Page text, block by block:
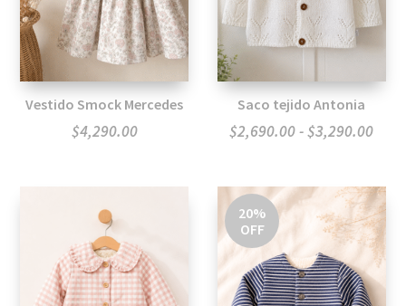
Vestido Smock Mercedes
$4,290.00
Saco tejido Antonia
$2,690.00-$3,290.00
20%
OFF